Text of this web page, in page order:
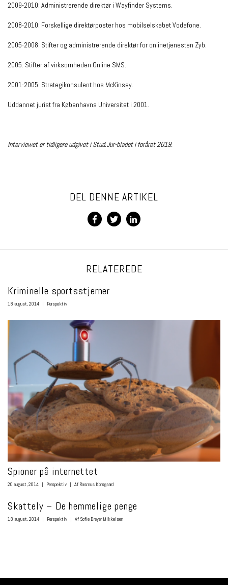
2009-2010: Administrerende direktør i Wayfinder Systems.
2008-2010: Forskellige direktørposter hos mobilselskabet Vodafone.
2005-2008: Stifter og administrerende direktør for onlinetjenesten Zyb.
2005: Stifter af virksomheden Online SMS.
2001-2005: Strategikonsulent hos McKinsey.
Uddannet jurist fra Københavns Universitet i 2001.
Interviewet er tidligere udgivet i Stud.Jur-bladet i foråret 2019.
DEL DENNE ARTIKEL
RELATEREDE
Kriminelle sportsstjerner
18 august, 2014 | Perspektiv
Spioner på internettet
20 august, 2014 | Perspektiv | Af Rasmus Korsgaard
Skattely – De hemmelige penge
18 august, 2014 | Perspektiv | Af Sofie Dreyer Mikkelsen